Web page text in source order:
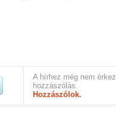
A hírhez még nem
hozzászólás.
Hozzászólok.